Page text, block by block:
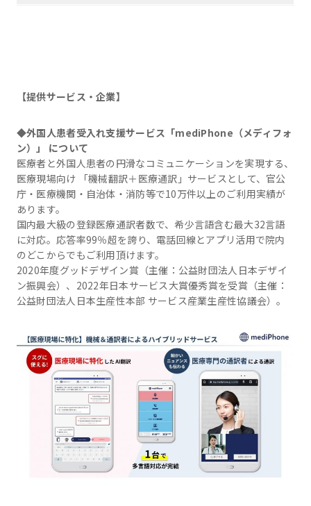
【提供サービス・企業】
◆外国人患者受入れ支援サービス「mediPhone（メディフォ
ン）」 について
医療者と外国人患者の円滑なコミュニケーションを実現する、
医療現場向け 「機械翻訳＋医療通訳」サービスとして、官公
庁・医療機関・自治体・消防等で10万件以上のご利用実績が
あります。
国内最大級の登録医療通訳者数で、希少言語含む最大32言語
に対応。応答率99％超を誇り、電話回線とアプリ活用で院内
のどこからでもご利用頂けます。
2020年度グッドデザイン賞（主催：公益財団法人日本デザイ
ン振興会）、2022年日本サービス大賞優秀賞を受賞（主催：
公益財団法人日本生産性本部 サービス産業生産性協議会）。